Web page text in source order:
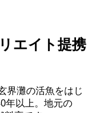
エイト提携
界灘の活魚をはじ
年以上。地元の